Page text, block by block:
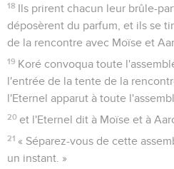
18 Ils prirent chacun leur brûle-
déposèrent du parfum, et ils se
de la rencontre avec Moïse et
19 Koré convoqua toute
l'entrée de la tente de la
l'Eternel apparut à toute
20 et l'Eternel dit à Moïse et à
21 « Séparez-vous de cette
un instant. »